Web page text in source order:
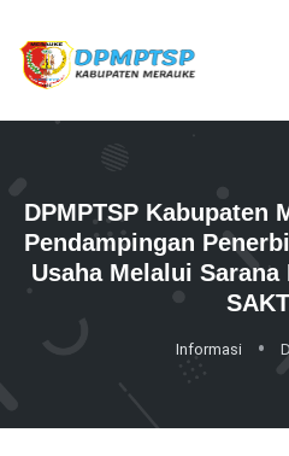
DPMPTSP Kabupaten
Pendampingan
Usaha Melalui
Informasi